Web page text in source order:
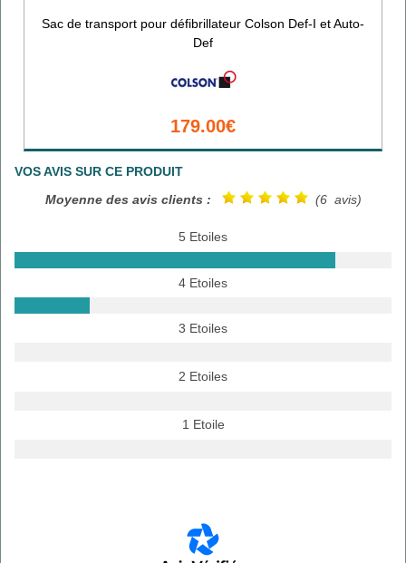
Sac de transport pour défibrillateur Colson Def-I et Auto-
Def
179.00€
VOS AVIS SUR CE PRODUIT
Moyenne des avis clients :
(6 avis)
5 Etoiles
4 Etoiles
3 Etoiles
2 Etoiles
1 Etoile